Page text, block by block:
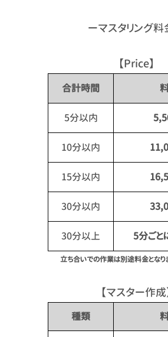
ーマスタリング料
【Price】
合計時間
5分以内
10分以内
15分以内
30分以内
30分以上 5分ごと
立ち合いでの作業は別途料金となり
【マスター作成
種類